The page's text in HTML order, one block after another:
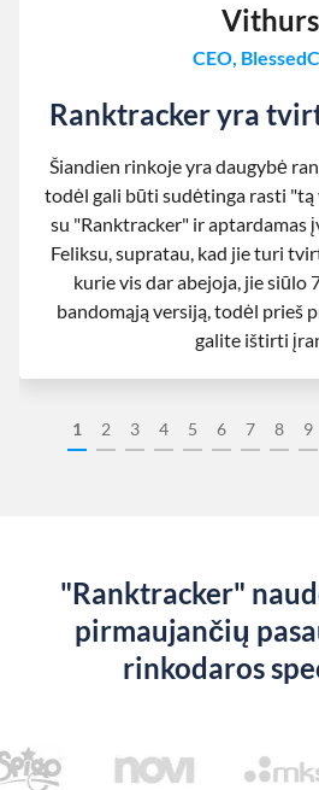
1 2 3 4 5 6 7 8 9
Vithurs
CEO,
Ranktracker yra
Šiandien rinkoje yra daugybė
todėl gali būti sudėtinga rasti "tą
su "Ranktracker" ir aptardamas
Feliksu, supratau, kad jie turi
kurie vis dar abejoja, jie siūlo
bandomąją versiją, todėl prieš
galite ištirti
"Ranktracker"
pirmaujančių
rinkodaros